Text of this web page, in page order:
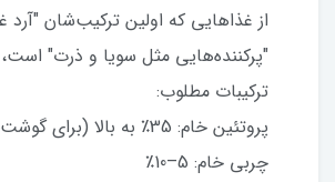
از غذاهایی که اولین ترکیب‌شان "آرد
"پرکننده‌هایی مثل سویا و ذرت" است،
ترکیبات مطلوب:
پروتئین خام: 35٪ به بالا (برای گوشت‌خوارها)
چربی خام: 5–10٪